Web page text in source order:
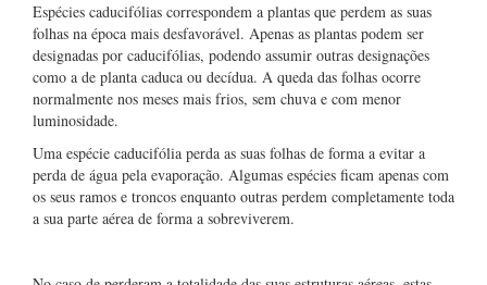
Espécies caducifólias correspondem a plantas que perdem as suas
folhas na época mais desfavorável. Apenas as plantas podem ser
designadas por caducifólias, podendo assumir outras designações
como a de planta caduca ou decídua. A queda das folhas ocorre
normalmente nos meses mais frios, sem chuva e com menor
luminosidade.
Uma espécie caducifólia perda as suas folhas de forma a evitar a
perda de água pela evaporação. Algumas espécies ficam apenas com
os seus ramos e troncos enquanto outras perdem completamente toda
a sua parte aérea de forma a sobreviverem.